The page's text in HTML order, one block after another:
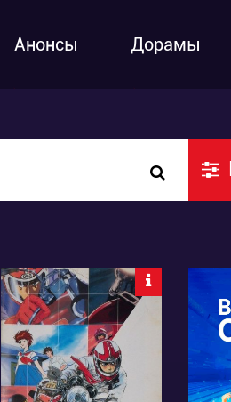
Анонсы Дорамы
7676